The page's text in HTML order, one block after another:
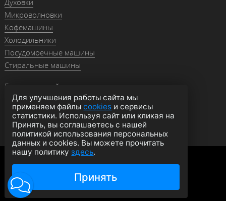
Микроволновки
Кофемашины
Холодильники
Посудомоечные машины
Стиральные машины
Гранитные мойки
Мойки из нержавейки
Смесители
Аксессуары
© 2026 moyki1.ru
Политика конфиденциальности
Для улучшения работы сайта мы
применяем файлыcookies и сервисы
статистики. Используя сайт или кликая на
Принять, вы соглашаетесь с нашей
политикой использования персональных
данных и cookies. Вы можете прочитать
нашу политикуздесь.
Принять